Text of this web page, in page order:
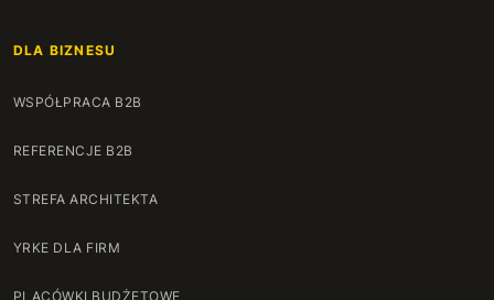
DLA BIZNESU
WSPÓŁPRACA B2B
REFERENCJE B2B
STREFA ARCHITEKTA
YRKE DLA FIRM
PLACÓWKI BUDŻETOWE